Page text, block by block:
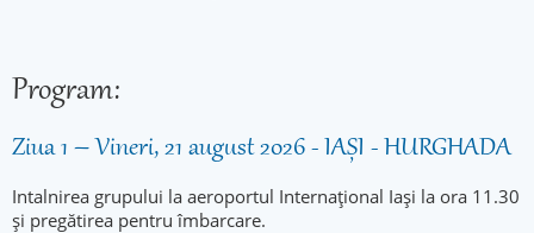
Program:
Ziua 1 – Vineri, 21 august 2026 - IAȘI - HURGHADA
Intalnirea grupului la aeroportul Internațional Iași la ora 11.30
și pregătirea pentru îmbarcare.